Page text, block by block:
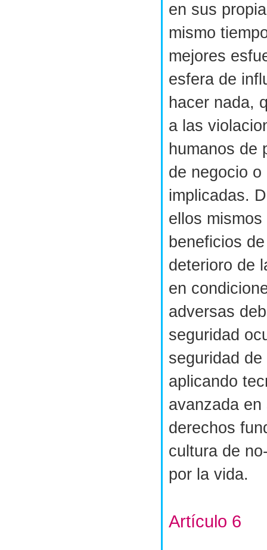
en sus
mismo
mejores
esfera de
hacer nada,
a las
humanos de
de negocio
implicadas.
ellos
beneficios
deterioro de
en
adversas
seguridad
seguridad
aplicando
avanzada
derechos
cultura de
por la vida.
Artículo 6